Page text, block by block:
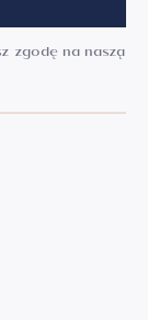
zgodę na naszą